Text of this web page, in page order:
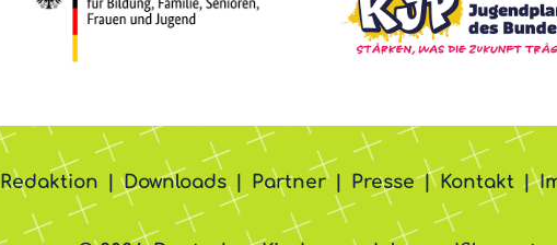
Redaktion Downloads Partner Presse Kontakt